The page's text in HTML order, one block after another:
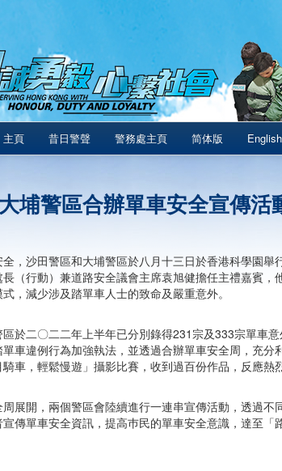
主頁 昔日警聲 警務處主頁 简体版 English
埔警區合辦單車安全宣傳活
，沙田警區和大埔警區於八月十三日於香港科學園
（行動）兼道路安全議會主席袁旭健擔任主禮嘉賓
，減少涉及踏單車人士的致命及嚴重意外。
於二〇二二年上半年已分別錄得231宗及333宗單車
車違例行為加強執法，並透過合辦單車安全周，充
車，輕鬆慢遊」攝影比賽，收到過百份作品，反應熱烈
展開，兩個警區會陸續進行一連串宣傳活動，透過
傳單車安全資訊，提高巿民的單車安全意識，達至「